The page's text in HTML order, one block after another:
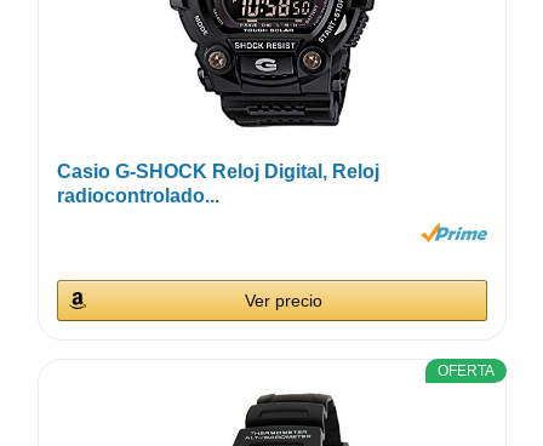
Casio G-SHOCK Reloj Digital, Reloj
radiocontrolado...
Ver precio
OFERTA